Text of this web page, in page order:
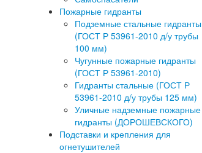
Пожарные гидранты
Подземные стальные гидранты
(ГОСТ Р 53961-2010 д/у трубы
100 мм)
Чугунные пожарные гидранты
(ГОСТ Р 53961-2010)
Гидранты стальные (ГОСТ Р
53961-2010 д/у трубы 125 мм)
Уличные надземные пожарные
гидранты (ДОРОШЕВСКОГО)
Подставки и крепления для
огнетушителей